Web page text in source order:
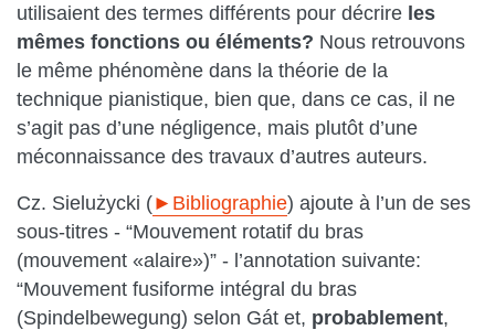
utilisaient des termes différents pour décrire les
mêmes fonctions ou éléments? Nous retrouvons
le même phénomène dans la théorie de la
technique pianistique, bien que, dans ce cas, il ne
s’agit pas d’une négligence, mais plutôt d’une
méconnaissance des travaux d’autres auteurs.
Cz. Sielużycki (►Bibliographie) ajoute à l’un de ses
sous-titres - “Mouvement rotatif du bras
(mouvement «alaire»)” - l’annotation suivante:
“Mouvement fusiforme intégral du bras
(Spindelbewegung) selon Gát et, probablement,